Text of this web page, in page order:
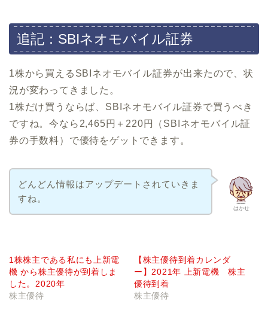
追記：SBIネオモバイル証券
1株から買えるSBIネオモバイル証券が出来たので、状
況が変わってきました。
1株だけ買うならば、SBIネオモバイル証券で買うべき
ですね。今なら2,465円＋220円（SBIネオモバイル証
券の手数料）で優待をゲットできます。
はかせ
どんどん情報はアップデートされていきま
すね。
1株株主である私にも上新電
機 から株主優待が到着しま
した。2020年
株主優待
【株主優待到着カレンダ
ー】2021年 上新電機 株主
優待到着
株主優待